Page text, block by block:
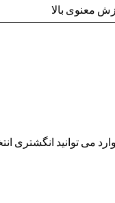
معنوی بالا
می توانید انگشتری